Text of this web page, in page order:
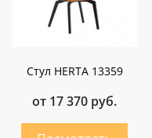
Стул HERTA 13359
от 17 370 руб.